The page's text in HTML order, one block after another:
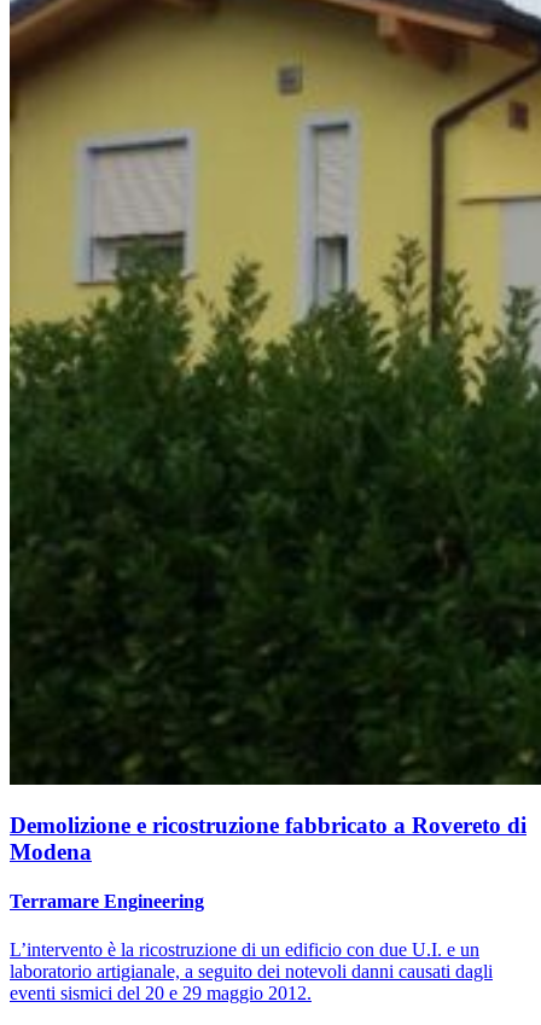
Demolizione e ricostruzione fabbricato a Rovereto di
Modena
Terramare Engineering
L’intervento è la ricostruzione di un edificio con due U.I. e un
laboratorio artigianale, a seguito dei notevoli danni causati dagli
eventi sismici del 20 e 29 maggio 2012.